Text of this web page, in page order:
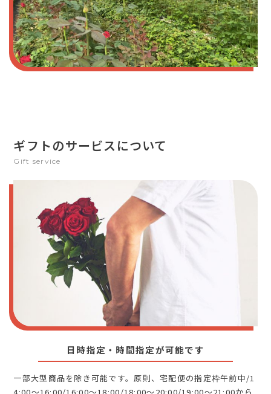
ギフトのサービスについて
Gift service
日時指定・時間指定が可能です
一部大型商品を除き可能です。原則、宅配便の指定枠午前中/1